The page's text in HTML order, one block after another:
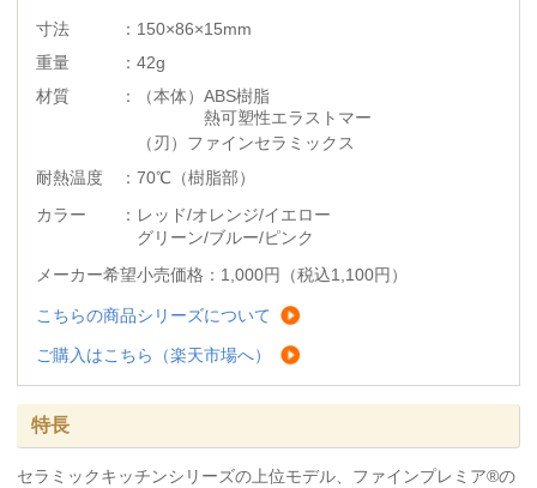
寸法 ：150×86×15mm
重量 ：42g
材質 ：（本体）ABS樹脂
熱可塑性エラストマー
（刃）ファインセラミックス
耐熱温度 ：70℃（樹脂部）
カラー ：レッド/オレンジ/イエロー
グリーン/ブルー/ピンク
メーカー希望小売価格：1,000円（税込1,100円）
こちらの商品シリーズについて
ご購入はこちら（楽天市場へ）
特長
セラミックキッチンシリーズの上位モデル、ファインプレミア®の